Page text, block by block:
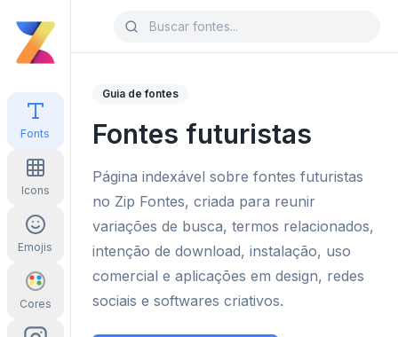
Fonts
Icons
Emojis
Cores
Guia de fontes
Fontes futuristas
Página indexável sobre fontes futuristas
no Zip Fontes, criada para reunir
variações de busca, termos relacionados,
intenção de download, instalação, uso
comercial e aplicações em design, redes
sociais e softwares criativos.